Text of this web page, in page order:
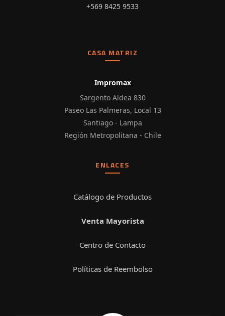
+569 8425 9533
CASA MATRIZ
Impromax
Sargento Aldea 830
Paseo Las Palmeras, Local 13
Santiago - Lampa
Región Metropolitana - Chile
ENLACES
Catálogo de Productos
Venta Mayorista
Centro de Contacto
Políticas de Reembolso